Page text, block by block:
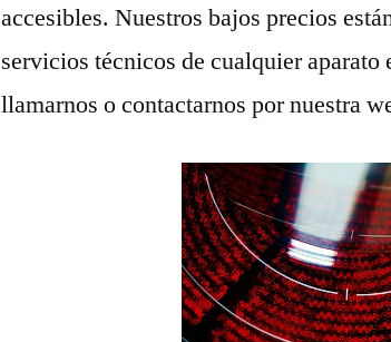
accesibles. Nuestros bajos precios
servicios técnicos de cualquier
llamarnos o contactarnos por nuestra